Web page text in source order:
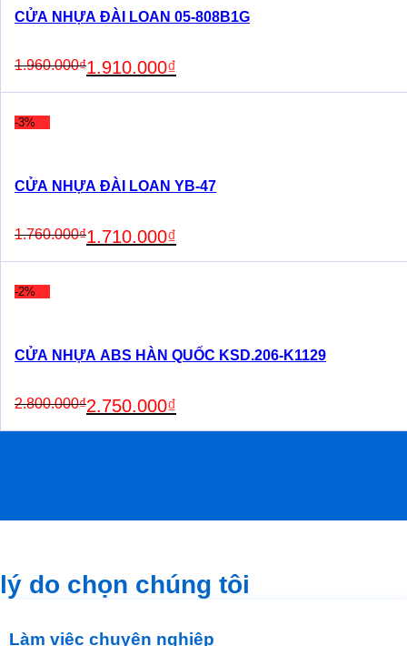
CỬA NHỰA ĐÀI LOAN 05-808B1G
1.960.000₫
price
was:
1.910.000₫
price
is:
-3%
CỬA NHỰA ĐÀI LOAN YB-47
1.760.000₫
price
was:
1.710.000₫
price
is:
-2%
CỬA NHỰA ABS HÀN QUỐC KSD.206-K1129
2.800.000₫
price
was:
2.750.000₫
price
is:
lý do chọn chúng tôi
Làm việc chuyên nghiệp